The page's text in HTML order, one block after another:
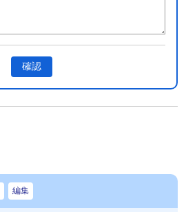
確認
編集